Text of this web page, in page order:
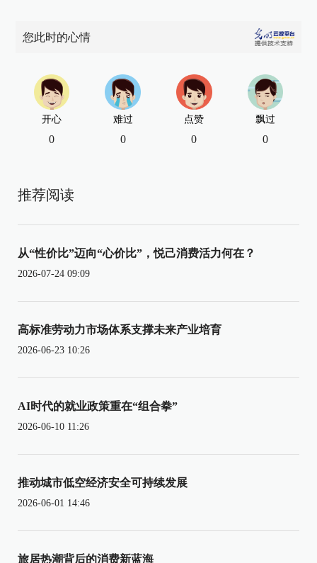
您此时的心情
开心
0
难过
0
点赞
0
飘过
0
推荐阅读
从“性价比”迈向“心价比”，悦己消费活力何在？
2026-07-24 09:09
高标准劳动力市场体系支撑未来产业培育
2026-06-23 10:26
AI时代的就业政策重在“组合拳”
2026-06-10 11:26
推动城市低空经济安全可持续发展
2026-06-01 14:46
旅居热潮背后的消费新蓝海